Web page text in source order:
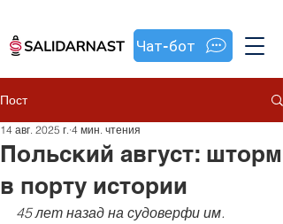
Чат-бот
Пост
Польский август: шторм
в порту истории
14 авг. 2025 г. 4 мин. чтения
45 лет назад на судоверфи им.